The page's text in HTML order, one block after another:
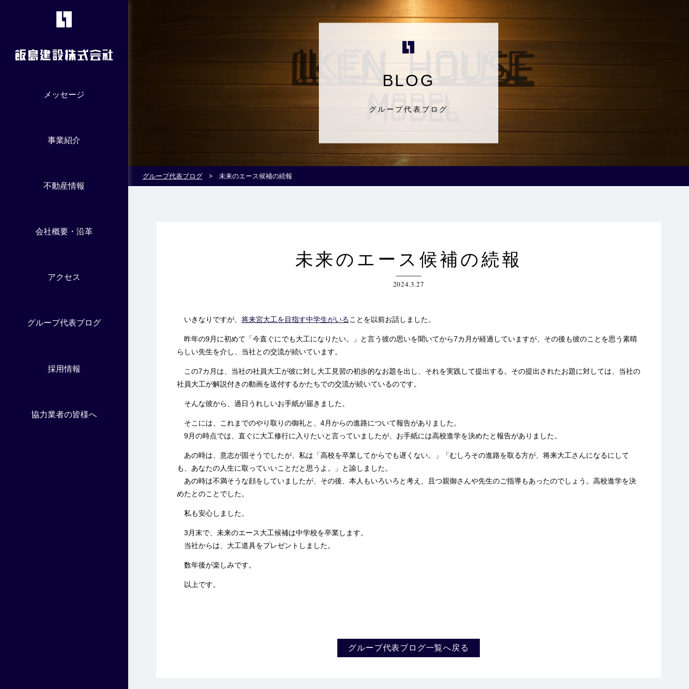
メッセージ
事業紹介
不動産情報
会社概要・沿革
アクセス
グループ代表ブログ
採用情報
協力業者の皆様へ
BLOG
グループ代表ブログ
グループ代表ブログ > 未来のエース候補の続報
未来のエース候補の続報
2024.3.27
いきなりですが、 将来宮大工を目指す中学生がいることを以前お話しました。
昨年の9月に初めて「今直ぐにでも大工になりたい。」と言う彼の思いを聞いてから7カ月が経過していますが、その後も彼のことを思う素晴
らしい先生を介し、当社との交流が続いています。
この7カ月は、当社の社員大工が彼に対し大工見習の初歩的なお題を出し、それを実践して提出する。その提出されたお題に対しては、当社の
社員大工が解説付きの動画を送付するかたちでの交流が続いているのです。
そんな彼から、過日うれしいお手紙が届きました。
そこには、これまでのやり取りの御礼と、4月からの進路について報告がありました。
9月の時点では、直ぐに大工修行に入りたいと言っていましたが、お手紙には高校進学を決めたと報告がありました。
あの時は、意志が固そうでしたが、私は「高校を卒業してからでも遅くない。」「むしろその進路を取る方が、将来大工さんになるにして
も、あなたの人生に取っていいことだと思うよ。」と諭しました。
あの時は不満そうな顔をしていましたが、その後、本人もいろいろと考え、且つ親御さんや先生のご指導もあったのでしょう。高校進学を決
めたとのことでした。
私も安心しました。
3月末で、未来のエース大工候補は中学校を卒業します。
当社からは、大工道具をプレゼントしました。
数年後が楽しみです。
以上です。
グループ代表ブログ一覧へ戻る